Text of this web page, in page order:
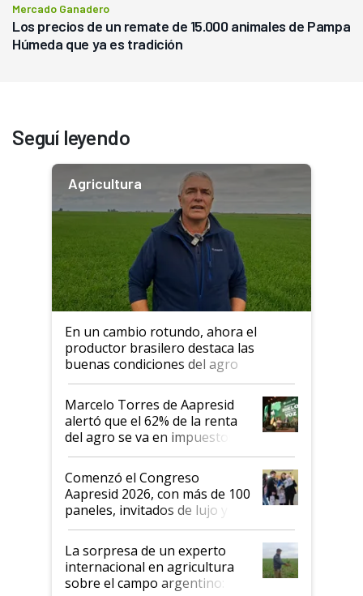
Mercado Ganadero
Los precios de un remate de 15.000 animales de Pampa
Húmeda que ya es tradición
Seguí leyendo
Agricultura
En un cambio rotundo, ahora el
productor brasilero destaca las
buenas condiciones del agro
argentino para invertir: "Los veo
más motivados"
Marcelo Torres de Aapresid
alertó que el 62% de la renta
del agro se va en impuestos:
"No es bueno que en
Argentina se sigan discutiendo
las mismas cosas de hace 50
años"
Comenzó el Congreso
Aapresid 2026, con más de 100
paneles, invitados de lujo y
todas las tendencias
La sorpresa de un experto
internacional en agricultura
sobre el campo argentino: